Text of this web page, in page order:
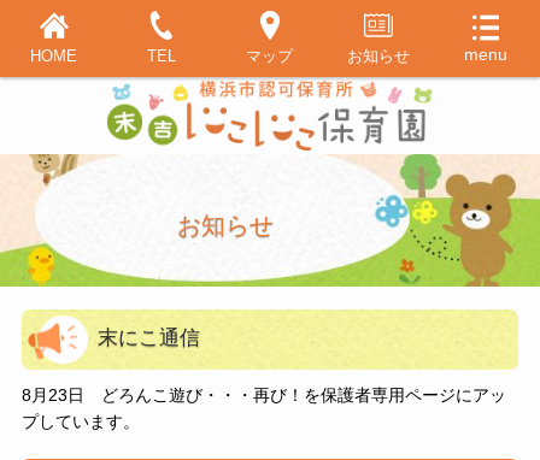
HOME TEL マップ お知らせ
お知らせ
末にこ通信
8月23日 どろんこ遊び・・・再び！を保護者専用ページにアッ
プしています。